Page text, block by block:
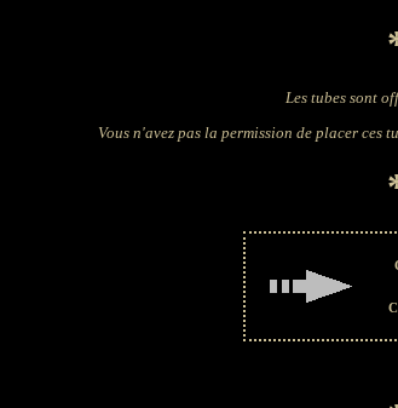
Les tubes sont
Vous n'avez pas la permission de placer ces